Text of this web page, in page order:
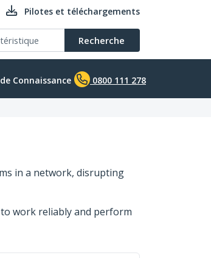
Pilotes et téléchargements
Recherche
Connaissance 0800 111 278
in a network, disrupting
work reliably and perform